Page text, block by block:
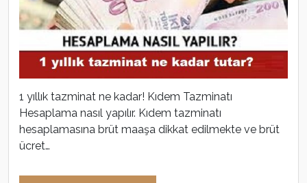
1 yıllık tazminat ne kadar! Kıdem Tazminatı
Hesaplama nasıl yapılır. Kıdem tazminatı
hesaplamasına brüt maaşa dikkat edilmekte ve brüt
ücret…